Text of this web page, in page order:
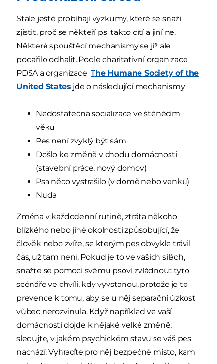
Stále ještě probíhají výzkumy, které se snaží
zjistit, proč se někteří psi takto cítí a jiní ne.
Některé spouštěcí mechanismy se již ale
podařilo odhalit. Podle charitativní organizace
PDSA a organizaceThe Humane Society of the
United States jde o následující mechanismy:
Nedostatečná socializace ve štěněcím
věku
Pes není zvyklý být sám
Došlo ke změně v chodu domácnosti
(stavební práce, nový domov)
Psa něco vystrašilo (v domě nebo venku)
Nuda
Změna v každodenní rutině, ztráta někoho
blízkého nebo jiné okolnosti způsobující, že
člověk nebo zvíře, se kterým pes obvykle trávil
čas, už tam není. Pokud je to ve vašich silách,
snažte se pomoci svému psovi zvládnout tyto
scénáře ve chvíli, kdy vyvstanou, protože je to
prevence k tomu, aby se u něj separační úzkost
vůbec nerozvinula. Když například ve vaší
domácnosti dojde k nějaké velké změně,
sledujte, v jakém psychickém stavu se váš pes
nachází. Vyhraďte pro něj bezpečné místo, kam